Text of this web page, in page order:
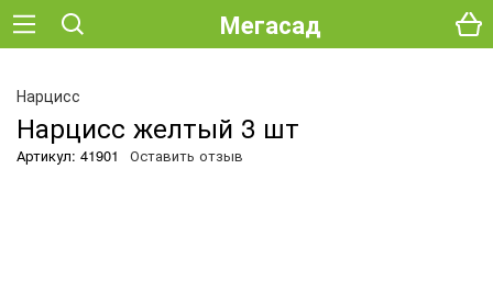
Мегасад
Нарцисс
Нарцисс желтый 3 шт
Артикул: 41901 Оставить отзыв